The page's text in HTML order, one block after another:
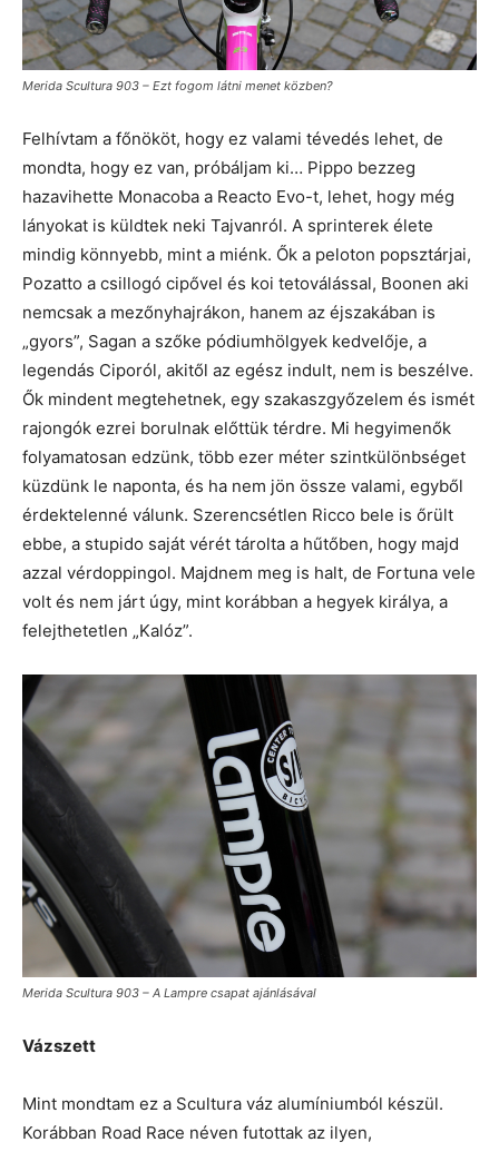
Merida Scultura 903 – Ezt fogom látni menet közben?
Felhívtam a főnököt, hogy ez valami tévedés lehet, de
mondta, hogy ez van, próbáljam ki… Pippo bezzeg
hazavihette Monacoba a Reacto Evo-t, lehet, hogy még
lányokat is küldtek neki Tajvanról. A sprinterek élete
mindig könnyebb, mint a miénk. Ők a peloton popsztárjai,
Pozatto a csillogó cipővel és koi tetoválással, Boonen aki
nemcsak a mezőnyhajrákon, hanem az éjszakában is
„gyors”, Sagan a szőke pódiumhölgyek kedvelője, a
legendás Ciporól, akitől az egész indult, nem is beszélve.
Ők mindent megtehetnek, egy szakaszgyőzelem és ismét
rajongók ezrei borulnak előttük térdre. Mi hegyimenők
folyamatosan edzünk, több ezer méter szintkülönbséget
küzdünk le naponta, és ha nem jön össze valami, egyből
érdektelenné válunk. Szerencsétlen Ricco bele is őrült
ebbe, a stupido saját vérét tárolta a hűtőben, hogy majd
azzal vérdoppingol. Majdnem meg is halt, de Fortuna vele
volt és nem járt úgy, mint korábban a hegyek királya, a
felejthetetlen „Kalóz”.
Merida Scultura 903 – A Lampre csapat ajánlásával
Vázszett
Mint mondtam ez a Scultura váz alumíniumból készül.
Korábban Road Race néven futottak az ilyen,